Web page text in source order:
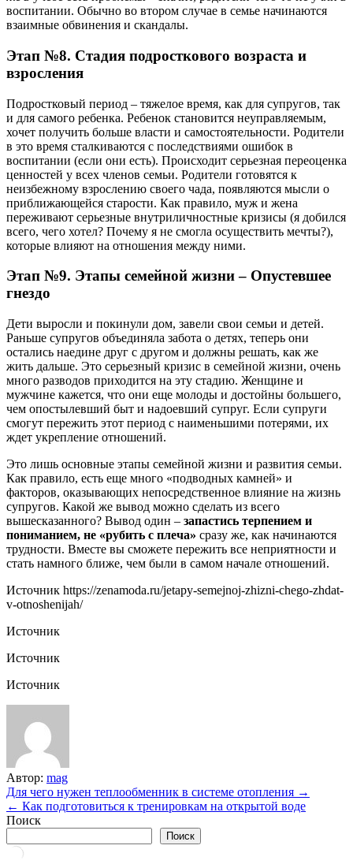
воспитании. Обычно во втором случае в семье начинаются
взаимные обвинения и скандалы.
Этап №8. Стадия подросткового возраста и
взросления
Подростковый период – тяжелое время, как для супругов, так
и для самого ребенка. Ребенок становится неуправляемым,
хочет получить больше власти и самостоятельности. Родители
в это время сталкиваются с последствиями ошибок в
воспитании (если они есть). Происходит серьезная переоценка
ценностей у всех членов семьи. Родители готовятся к
неизбежному взрослению своего чада, появляются мысли о
приближающейся старости. Как правило, муж и жена
переживают серьезные внутриличностные кризисы (я добился
всего, чего хотел? Почему я не смогла осуществить мечты?),
которые влияют на отношения между ними.
Этап №9. Этапы семейной жизни – Опустевшее
гнездо
Дети выросли и покинули дом, завели свои семьи и детей.
Раньше супругов объединяла забота о детях, теперь они
остались наедине друг с другом и должны решать, как же
жить дальше. Это серьезный кризис в семейной жизни, очень
много разводов приходится на эту стадию. Женщине и
мужчине кажется, что они еще молоды и достойны большего,
чем опостылевший быт и надоевший супруг. Если супруги
смогут пережить этот период с наименьшими потерями, их
ждет укрепление отношений.
Это лишь основные этапы семейной жизни и развития семьи.
Как правило, есть еще много «подводных камней» и
факторов, оказывающих непосредственное влияние на жизнь
супругов. Какой же вывод можно сделать из всего
вышесказанного? Вывод один – запастись терпением и
пониманием, не «рубить с плеча» сразу же, как начинаются
трудности. Вместе вы сможете пережить все неприятности и
стать намного ближе, чем были в самом начале отношений.
Источник https://zenamoda.ru/jetapy-semejnoj-zhizni-chego-zhdat-
v-otnoshenijah/
Источник
Источник
Источник
Автор: mag
Навигация
по
Для чего нужен теплообменник в системе отопления →
← Как подготовиться к тренировкам на открытой воде
Поиск
Поиск